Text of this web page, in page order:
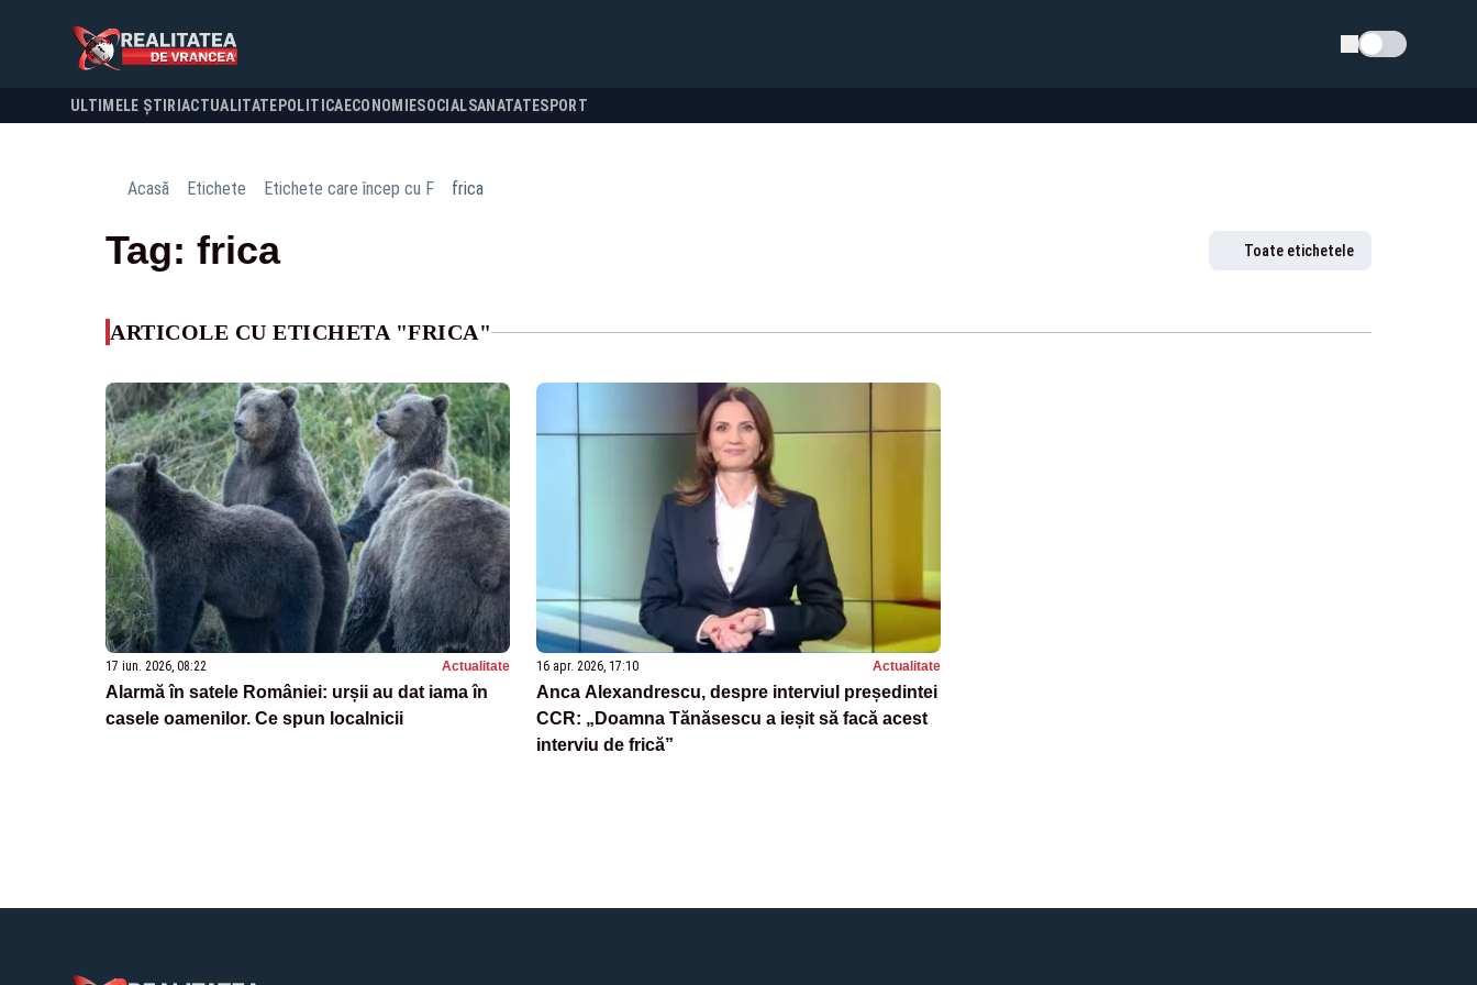
Schimba tema
ULTIMELE ȘTIRI ACTUALITATE POLITICA ECONOMIESOCIALSANATATESPORT
Acasă Etichete Etichete care încep cu F frica
Tag: frica Toate etichetele
ARTICOLE CU ETICHETA "FRICA"
17 iun. 2026, 08:22 Actualitate
Alarmă în satele României: urșii au dat iama în
casele oamenilor. Ce spun localnicii
16 apr. 2026, 17:10 Actualitate
Anca Alexandrescu, despre interviul președintei
CCR: „Doamna Tănăsescu a ieșit să facă acest
interviu de frică”